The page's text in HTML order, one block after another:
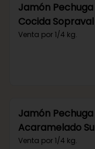
Jamón
Cocida Sopraval
Venta por 1/4 kg.
Jamón
Acaramelado
(Sku 113)
Venta por 1/4 kg.